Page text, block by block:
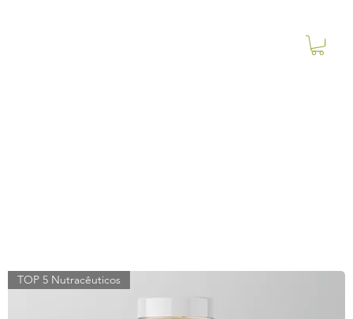
TOP 5 Nutracêuticos